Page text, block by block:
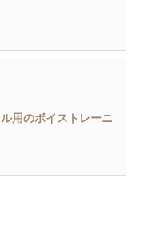
用のボイストレーニ